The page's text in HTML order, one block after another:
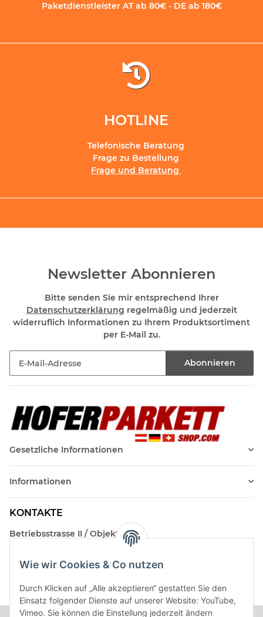
Wie wir Cookies & Co nutzen
Durch Klicken auf „Alle akzeptieren“ gestatten Sie den
Einsatz folgender Dienste auf unserer Website: YouTube,
Vimeo. Sie können die Einstellung jederzeit ändern
Paketdienstleister AT ab 80€ - DE ab 180€
HOTLINE
Telefonische Beratung
Frage zu Bestellung
Frage und Beratung
Newsletter Abonnieren
Bitte senden Sie mir entsprechend Ihrer
Datenschutzerklärung regelmäßig und jederzeit
widerruflich Informationen zu Ihrem Produktsortiment
per E-Mail zu.
Abonnieren
Gesetzliche Informationen
Informationen
KONTAKTE
Betriebsstrasse II / Objekt 17
Kontakt